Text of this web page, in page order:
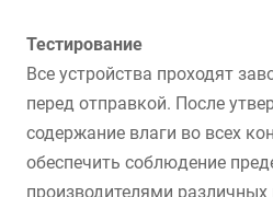
Тестирование
Все устройства проходят
перед отправкой. После
содержание влаги во всех
обеспечить соблюдение
производителями